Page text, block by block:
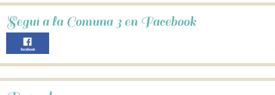
Seguí a la Comuna 3 en Facebook